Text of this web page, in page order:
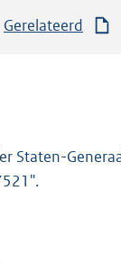
Gerelateerd
Staten-